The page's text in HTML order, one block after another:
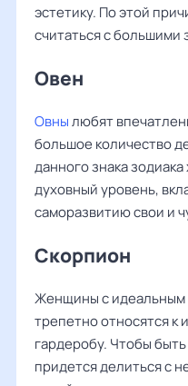
эстетику. По этой
считаться с большими
Овен
Овнылюбят
большое количество
данного знака
духовный уровень,
саморазвитию свои и
Скорпион
Женщины с идеальным
трепетно относятся к
гардеробу. Чтобы
придется делиться с